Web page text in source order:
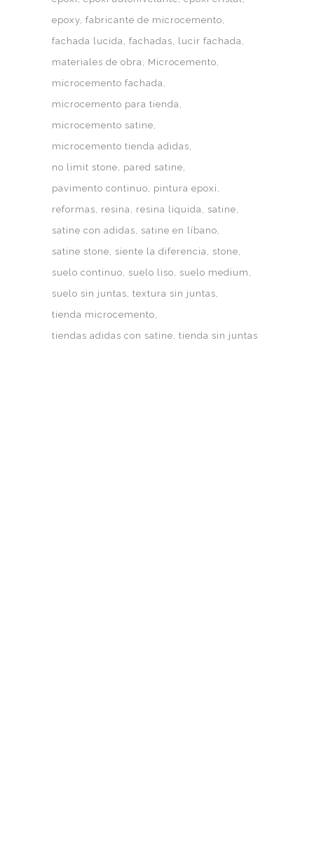
epoxy fabricante de microcemento
fachada lucida
fachadas
lucir fachada
materiales de obra
Microcemento
microcemento fachada
microcemento para tienda
microcemento satine
microcemento tienda adidas
no limit stone
pared satine
pavimento continuo
pintura epoxi
reformas
resina resina líquida
satine
satine con adidas
satine en líbano
satine stone
siente la diferencia
stone
suelo continuo
suelo liso
suelo medium
suelo sin juntas textura sin juntas
tienda microcemento
tiendas adidas con satine tienda sin juntas